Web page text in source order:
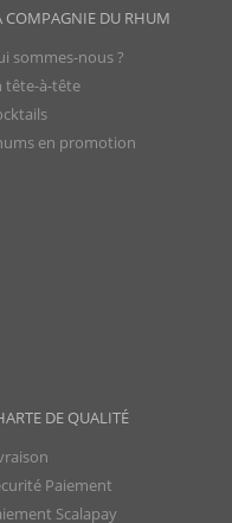
COMPAGNIE DU RHUM
sommes-nous ?
tête-à-tête
en promotion
DE QUALITÉ
Paiement
Scalapay